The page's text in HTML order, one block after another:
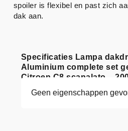
Specificaties Lampa
Aluminium complete set
Citroen C8 scanalato –
Geen eigenschappen
spoiler is flexibel en past zich
dak aan.